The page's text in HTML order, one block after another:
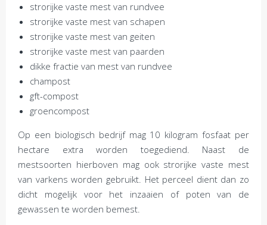
strorijke vaste mest van rundvee
strorijke vaste mest van schapen
strorijke vaste mest van geiten
strorijke vaste mest van paarden
dikke fractie van mest van rundvee
champost
gft-compost
groencompost
Op een biologisch bedrijf mag 10 kilogram fosfaat per
hectare extra worden toegediend. Naast de
mestsoorten hierboven mag ook strorijke vaste mest
van varkens worden gebruikt. Het perceel dient dan zo
dicht mogelijk voor het inzaaien of poten van de
gewassen te worden bemest.